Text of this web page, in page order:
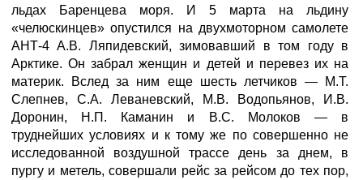
льдах Баренцева моря. И 5 марта на льдину
«челюскинцев» опустился на двухмоторном самолете
АНТ-4 А.В. Ляпидевский, зимовавший в том году в
Арктике. Он забрал женщин и детей и перевез их на
материк. Вслед за ним еще шесть летчиков — М.Т.
Слепнев, С.А. Леваневский, М.В. Водопьянов, И.В.
Доронин, Н.П. Каманин и В.С. Молоков — в
труднейших условиях и к тому же по совершенно не
исследованной воздушной трассе день за днем, в
пургу и метель, совершали рейс за рейсом до тех пор,